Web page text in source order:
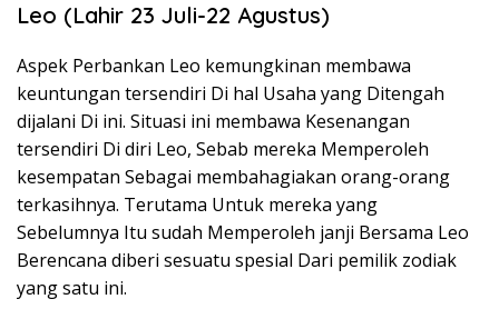
Leo (Lahir 23 Juli-22 Agustus)
Aspek Perbankan Leo kemungkinan membawa
keuntungan tersendiri Di hal Usaha yang Ditengah
dijalani Di ini. Situasi ini membawa Kesenangan
tersendiri Di diri Leo, Sebab mereka Memperoleh
kesempatan Sebagai membahagiakan orang-orang
terkasihnya. Terutama Untuk mereka yang
Sebelumnya Itu sudah Memperoleh janji Bersama Leo
Berencana diberi sesuatu spesial Dari pemilik zodiak
yang satu ini.